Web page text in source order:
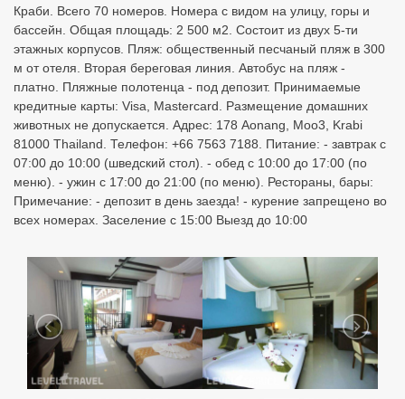
Краби. Всего 70 номеров. Номера с видом на улицу, горы и
бассейн. Общая площадь: 2 500 м2. Состоит из двух 5-ти
этажных корпусов. Пляж: общественный песчаный пляж в 300
м от отеля. Вторая береговая линия. Автобус на пляж -
платно. Пляжные полотенца - под депозит. Принимаемые
кредитные карты: Visa, Mastercard. Размещение домашних
животных не допускается. Адрес: 178 Aonang, Moo3, Krabi
81000 Thailand. Телефон: +66 7563 7188. Питание: - завтрак с
07:00 до 10:00 (шведский стол). - обед с 10:00 до 17:00 (по
меню). - ужин с 17:00 до 21:00 (по меню). Рестораны, бары:
Примечание: - депозит в день заезда! - курение запрещено во
всех номерах. Заселение с 15:00 Выезд до 10:00